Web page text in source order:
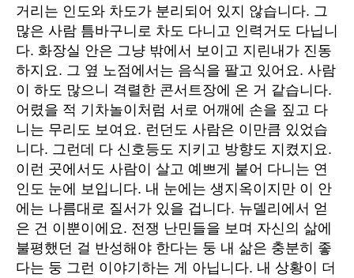
거리는 인도와 차도가 분리되어 있지 않습니다. 그
많은 사람 틈바구니로 차도 다니고 인력거도 다닙니
다. 화장실 안은 그냥 밖에서 보이고 지린내가 진동
하지요. 그 옆 노점에서는 음식을 팔고 있어요. 사람
이 하도 많으니 격렬한 콘서트장에 온 거 같습니다.
어렸을 적 기차놀이처럼 서로 어깨에 손을 짚고 다
니는 무리도 보여요. 런던도 사람은 이만큼 있었습
니다. 그런데 다 신호등도 지키고 방향도 지켰지요.
이런 곳에서도 사람이 살고 예쁘게 붙어 다니는 연
인도 눈에 보입니다. 내 눈에는 생지옥이지만 이 안
에는 나름대로 질서가 있을 겁니다. 뉴델리에서 얻
은 건 이뿐이에요. 전쟁 난민들을 보며 자신의 삶에
불평했던 걸 반성해야 한다는 둥 내 삶은 충분히 좋
다는 둥 그런 이야기하는 게 아닙니다. 내 상황이 더